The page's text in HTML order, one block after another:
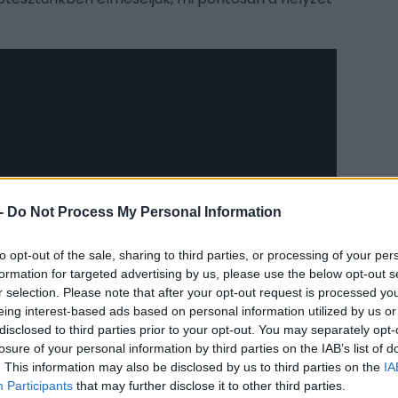
Do Not Process My Personal Information
opt-out of the sale, sharing to third parties, or processing of your
for targeted advertising by us, please use the below opt-out
selection. Please note that after your opt-out request is processed
interest-based ads based on personal information utilized by us
to third parties prior to your opt-out. You may separately
of your personal information by third parties on the IAB’s list of
This information may also be disclosed by us to third parties on the
Participants that may further disclose it to other third parties.
like-kal, feliratkozással és várjuk a
újabb videós tartalmakkal
hogy a PC Guru tartalmairól véletlenül